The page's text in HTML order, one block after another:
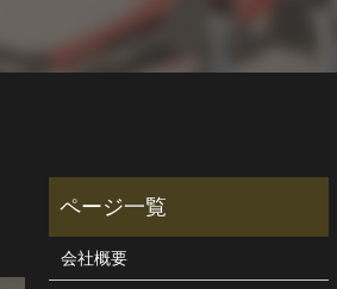
会社概要